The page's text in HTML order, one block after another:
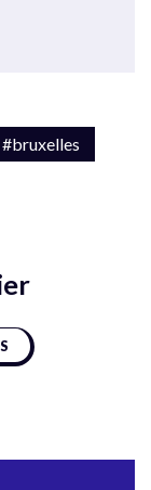
#bruxelles